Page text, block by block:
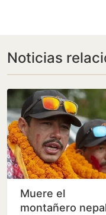
Noticias
Muere el
montañero